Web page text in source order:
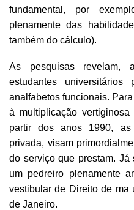
fundamental, por
plenamente das
também do cálculo).
As pesquisas revelam,
estudantes
analfabetos funcionais.
à multiplicação
partir dos anos 1990,
privada, visam
do serviço que prestam.
um pedreiro plenamente
vestibular de Direito de ma
de Janeiro.